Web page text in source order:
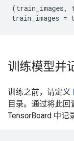
(train_images,
train_images =
训练模型并
训练之前，请定义
目录。通过将此回
TensorBoard 中记